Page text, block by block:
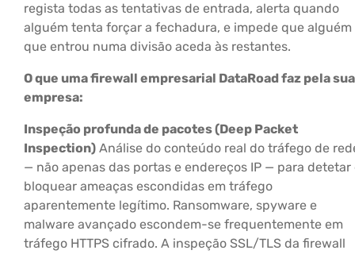
regista todas as tentativas de entrada, alerta quando
alguém tenta forçar a fechadura, e impede que alguém
que entrou numa divisão aceda às restantes.
O que uma firewall empresarial DataRoad faz pela sua
empresa:
Inspeção profunda de pacotes (Deep Packet
Inspection) Análise do conteúdo real do tráfego de
— não apenas das portas e endereços IP — para detetar
bloquear ameaças escondidas em tráfego
aparentemente legítimo. Ransomware, spyware e
malware avançado escondem-se frequentemente em
tráfego HTTPS cifrado. A inspeção SSL/TLS da firewall